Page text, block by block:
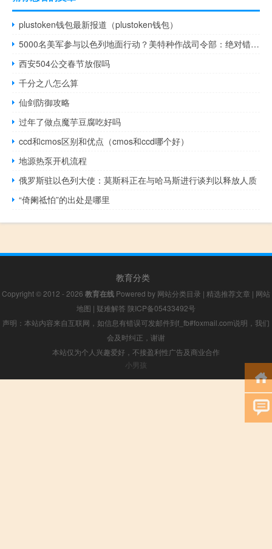
plustoken钱包最新报道（plustoken钱包）
5000名美军参与以色列地面行动？美特种作战司令部：绝对错误信息
西安504公交春节放假吗
千分之八怎么算
仙剑防御攻略
过年了做点魔芋豆腐吃好吗
ccd和cmos区别和优点（cmos和ccd哪个好）
地源热泵开机流程
俄罗斯驻以色列大使：莫斯科正在与哈马斯进行谈判以释放人质
“倚阑祗怕”的出处是哪里
教育分类
Copyright © 2012 - 2026 教育在线 Powered by 网站分类目录 | 精选推荐文章 | 网站
地图 | 疑难解答 陕ICP备05433492号
声明：本站内容来自互联网，如信息有错误可发邮件到f_fb#foxmail.com说明，我们
会及时纠正，谢谢
本站仅为个人兴趣爱好，不接盈利性广告及商业合作
小男孩